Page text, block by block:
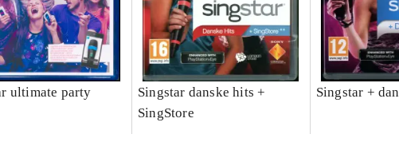
ultimate party
Singstar danske hits +
SingStore
Singstar +